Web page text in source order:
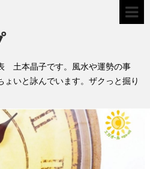
土本晶子です。風水や運勢の事
いと詠んでいます。ザクっと掘り